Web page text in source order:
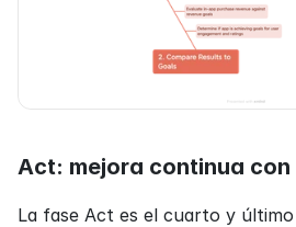
Act: mejora continua con
La fase Act es el cuarto y